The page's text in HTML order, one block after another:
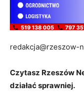
redakcja@rzeszow-
Czytasz Rzeszów
działać sprawniej.